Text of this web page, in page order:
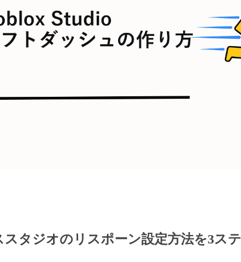
スタジオのリスポーン設定方法を3ス